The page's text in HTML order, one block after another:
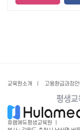
교육원소개 고용환급과정안
휴램에듀평생교육원 ㅣ